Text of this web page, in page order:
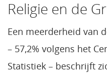
Religie en de
Een meerderheid van
– 57,2% volgens het
Statistiek – beschrijft